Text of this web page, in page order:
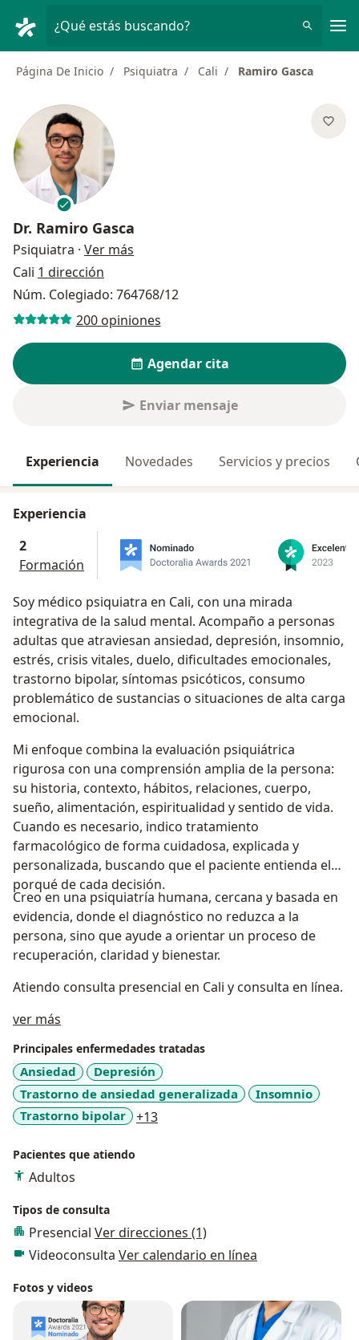
¿Qué estás buscando?
Página De Inicio Psiquiatra Cali Ramiro Gasca
Dr. Ramiro Gasca
Psiquiatra · Ver más
Cali 1 dirección
Núm. Colegiado: 764768/12
200 opiniones
Agendar cita
Enviar mensaje
Experiencia Novedades Servicios y precios
Experiencia
2
Formación
Soy médico psiquiatra en Cali, con una mirada
integrativa de la salud mental. Acompaño a personas
adultas que atraviesan ansiedad, depresión, insomnio,
estrés, crisis vitales, duelo, dificultades emocionales,
trastorno bipolar, síntomas psicóticos, consumo
problemático de sustancias o situaciones de alta carga
emocional.
Mi enfoque combina la evaluación psiquiátrica
rigurosa con una comprensión amplia de la persona:
su historia, contexto, hábitos, relaciones, cuerpo,
sueño, alimentación, espiritualidad y sentido de vida.
Cuando es necesario, indico tratamiento
farmacológico de forma cuidadosa, explicada y
personalizada, buscando que el paciente entienda el
porqué de cada decisión.
Creo en una psiquiatría humana, cercana y basada en
evidencia, donde el diagnóstico no reduzca a la
persona, sino que ayude a orientar un proceso de
recuperación, claridad y bienestar.
Atiendo consulta presencial en Cali y consulta en línea.
ver más
Principales enfermedades tratadas
Ansiedad
Depresión
Trastorno de ansiedad generalizada
Insomnio
Trastorno bipolar
+13a11y_sr_more_diseases
Pacientes que atiendo
Adultos
Tipos de consulta
Presencial Ver direcciones (1)
Videoconsulta Ver calendario en línea
Fotos y videos